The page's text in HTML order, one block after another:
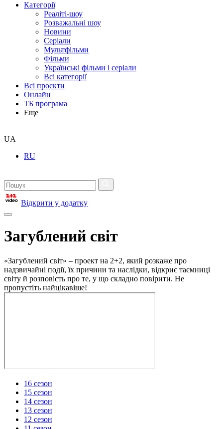
Категорії
Реаліті-шоу
Розважальні шоу
Новини
Серіали
Мультфільми
Фільми
Українські фільми і серіали
Всі категорії
Всі проєкти
Онлайн
ТБ програма
Еще
UA
RU
Відкрити у додатку
Загублений світ
«Загублений світ» – проект на 2+2, який розкаже про
надзвичайні події, їх причини та наслідки, відкриє таємниці
світу й розповість про те, у що складно повірити. Не
пропустіть найцікавіше!
16 сезон
15 сезон
14 сезон
13 сезон
12 сезон